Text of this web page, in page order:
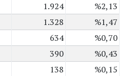
1.924
%2,13
1.328
%1,47
634
%0,70
390
%0,43
138
%0,15